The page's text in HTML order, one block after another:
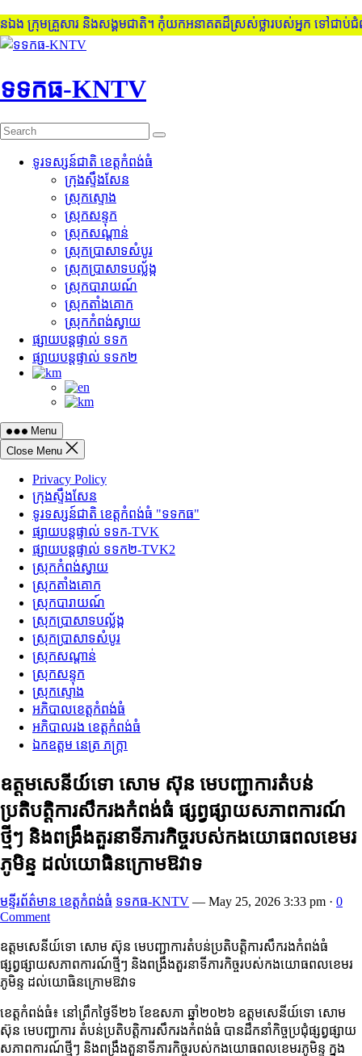
គ្រួសារ និងសង្គមជាតិ។ កុំយកអនាគតដ៏ស្រស់ថ្លារបស់អ្នក ទៅជាប់
Skip
ទទកធ-KNTV
ទូរទស្សន៍ជាតិ ខេត្តកំពង់ធំ
ក្រុងស្ទឹងសែន
ស្រុកស្ទោង
ស្រុកសន្ទុក
ស្រុកសណ្តាន់
ស្រុកប្រាសាទសំបូរ
ស្រុកប្រាសាទបល្ល័ង្ក
ស្រុកបារាយណ៍
ស្រុកតាំងគោក
ស្រុកកំពង់ស្វាយ
ផ្សាយបន្តផ្ទាល់ ទទក
ផ្សាយបន្តផ្ទាល់ ទទក២
Menu
Close Menu
Privacy Policy
ក្រុងស្ទឹងសែន
ទូរទស្សន៍ជាតិ ខេត្តកំពង់ធំ "ទទកធ"
ផ្សាយបន្តផ្ទាល់ ទទក-TVK
ផ្សាយបន្តផ្ទាល់ ទទក២-TVK2
ស្រុកកំពង់ស្វាយ
ស្រុកតាំងគោក
ស្រុកបារាយណ៍
ស្រុកប្រាសាទបល្ល័ង្ក
ស្រុកប្រាសាទសំបូរ
ស្រុកសណ្តាន់
ស្រុកសន្ទុក
ស្រុកស្ទោង
អភិបាលខេត្តកំពង់ធំ
អភិបាលរង ខេត្តកំពង់ធំ
ឯកឧត្តម នេត្រ ភក្ត្រា
ឧត្តមសេនីយ៍ទោ សោម ស៊ុន មេបញ្ជាការ​តំបន់​
ប្រតិបត្តិការ​សឹក​រង​កំពង់​ធំ​ ផ្សព្វផ្សាយសភាពការណ៍
ថ្មីៗ និង​ពង្រឹងតួរនាទីភារកិច្ចរបស់កងយោធពលខេមរ
ភូមិន្ទ ដល់យោធិនក្រោមឱវាទ
មន្ទីរព័ត៌មាន ខេត្តកំពង់ធំ ទទកធ-KNTV — May 25, 2026 3:33 pm · 0
Comment
ឧត្តមសេនីយ៍ទោ សោម ស៊ុន មេបញ្ជាការ​តំបន់​ប្រតិបត្តិការ​សឹក​រង​កំពង់​ធំ​
ផ្សព្វផ្សាយសភាពការណ៍ថ្មីៗ និង​ពង្រឹងតួរនាទីភារកិច្ចរបស់កងយោធពលខេមរ
ភូមិន្ទ ដល់យោធិនក្រោមឱវាទ
ខេត្តកំពង់ធំ៖ នៅព្រឹកថ្ងៃទី២៦ ខែឧសភា ឆ្នាំ២០២៦ ឧត្តមសេនីយ៍ទោ សោម
ស៊ុន មេបញ្ជាការ តំបន់ប្រតិបត្តិការសឹករងកំពង់ធំ បានដឹកនាំកិច្ចប្រជុំផ្សព្វផ្សាយ
សភាពការណ៍ថ្មីៗ និងពង្រឹងតួនាទីភារកិច្ចរបស់កងយោធពលខេមរភូមិន្ទ ក្នុង